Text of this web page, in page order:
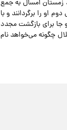
زمستان امسال به جمع
او را برگردانند و با
جا برای بازگشت مجدد
چگونه می‌خواهد نام